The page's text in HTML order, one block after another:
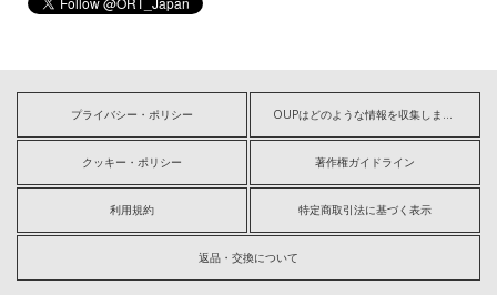
プライバシー・ポリシー
クッキー・ポリシー 著作権ガイドライン
利用規約 特定商取引法に基づく表示
返品・交換について